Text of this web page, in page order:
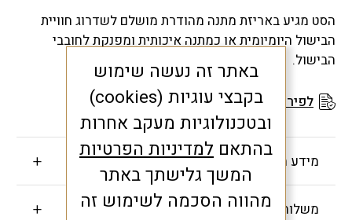
הסט מגיע באריזת מתנה מהודרת מושלם לשדרוג חוויית
הבישול היומיומית או כמתנה איכותית ומפנקת לחובבי
הבישול.
לפירוט תנאי האחריות
מידע חשוב
משלוחים והחזרות
באתר זה נעשה שימוש
בקבצי עוגיות (cookies)
ובטכנולוגיות מעקב אחרות
בהתאם למדיניות הפרטיות
המשך גלישתך באתר
מהווה הסכמה לשימוש זה